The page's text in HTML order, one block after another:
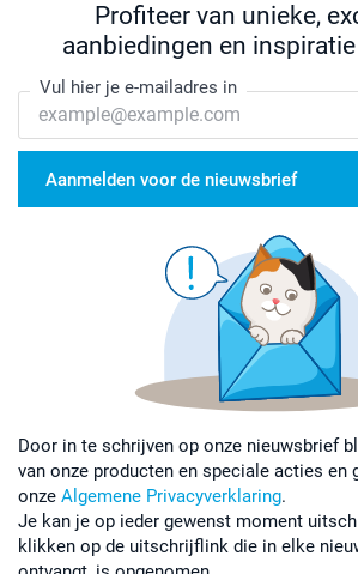
Profiteer van unieke,
aanbiedingen en
Vul hier je e-mailadres in
Aanmelden voor de nieuwsbrief
Door in te schrijven op onze nieuwsbrief
van onze producten en speciale acties en
onze Algemene Privacyverklaring.
Je kan je op ieder gewenst moment
klikken op de uitschrijflink die in elke